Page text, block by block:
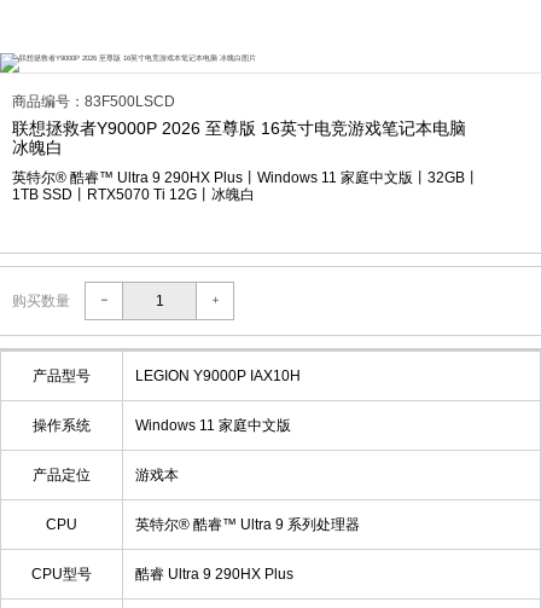
商品编号：83F500LSCD
联想拯救者Y9000P 2026 至尊版 16英寸电竞游戏笔记本电脑
冰魄白
英特尔® 酷睿™ Ultra 9 290HX Plus丨Windows 11 家庭中文版丨32GB丨
1TB SSD丨RTX5070 Ti 12G丨冰魄白
购买数量
产品型号 LEGION Y9000P IAX10H
操作系统 Windows 11 家庭中文版
产品定位 游戏本
CPU 英特尔® 酷睿™ Ultra 9 系列处理器
CPU型号 酷睿 Ultra 9 290HX Plus